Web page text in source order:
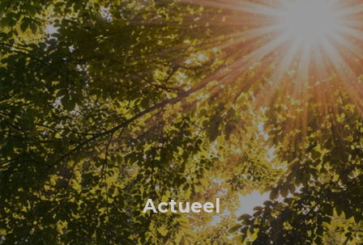
Actueel